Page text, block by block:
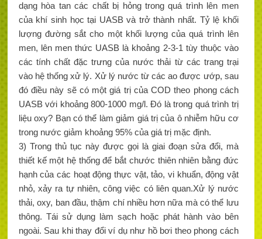
dạng hòa tan các chất bị hỏng trong quá trình lên men
của khí sinh học tại UASB và trở thành nhất. Tỷ lệ khối
lượng đường sắt cho một khối lượng của quá trình lên
men, lên men thức UASB là khoảng 2-3-1 tùy thuộc vào
các tính chất đặc trưng của nước thải từ các trang trại
vào hệ thống xử lý. Xử lý nước từ các ao được ướp, sau
đó điều này sẽ có một giá trị của COD theo phong cách
UASB với khoảng 800-1000 mg/l. Đó là trong quá trình trị
liệu oxy? Bạn có thể làm giảm giá trị của ô nhiễm hữu cơ
trong nước giảm khoảng 95% của giá trị mặc định.
3) Trong thủ tục này được gọi là giai đoạn sửa đổi, mà
thiết kế một hệ thống để bắt chước thiên nhiên bằng đức
hạnh của các hoạt động thực vật, tảo, vi khuẩn, động vật
nhỏ, xảy ra tự nhiên, công việc có liên quan.Xử lý nước
thải, oxy, ban đầu, thậm chí nhiều hơn nữa mà có thể lưu
thông. Tái sử dụng làm sạch hoặc phát hành vào bên
ngoài. Sau khi thay đổi ví dụ như hồ bơi theo phong cách